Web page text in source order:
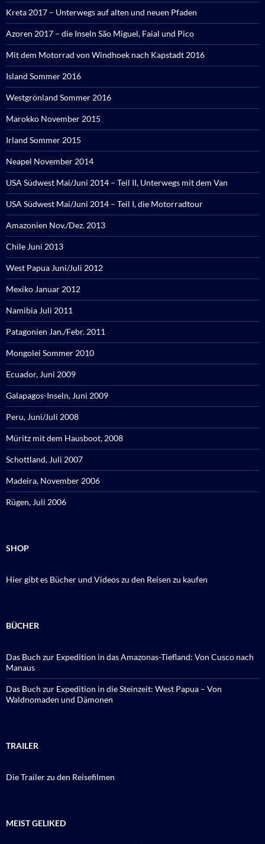
Kreta 2017 – Unterwegs auf alten und neuen Pfaden
Azoren 2017 – die Inseln São Miguel, Faial und Pico
Mit dem Motorrad von Windhoek nach Kapstadt 2016
Island Sommer 2016
Westgrönland Sommer 2016
Marokko November 2015
Irland Sommer 2015
Neapel November 2014
USA Südwest Mai/Juni 2014 – Teil II, Unterwegs mit dem Van
USA Südwest Mai/Juni 2014 – Teil I, die Motorradtour
Amazonien Nov./Dez. 2013
Chile Juni 2013
West Papua Juni/Juli 2012
Mexiko Januar 2012
Namibia Juli 2011
Patagonien Jan./Febr. 2011
Mongolei Sommer 2010
Ecuador, Juni 2009
Galapagos-Inseln, Juni 2009
Peru, Juni/Juli 2008
Müritz mit dem Hausboot, 2008
Schottland, Juli 2007
Madeira, November 2006
Rügen, Juli 2006
SHOP
Hier gibt es Bücher und Videos zu den Reisen zu kaufen
BÜCHER
Das Buch zur Expedition in das Amazonas-Tiefland: Von Cusco nach
Manaus
Das Buch zur Expedition in die Steinzeit: West Papua – Von
Waldnomaden und Dämonen
TRAILER
Die Trailer zu den Reisefilmen
MEIST GELIKED